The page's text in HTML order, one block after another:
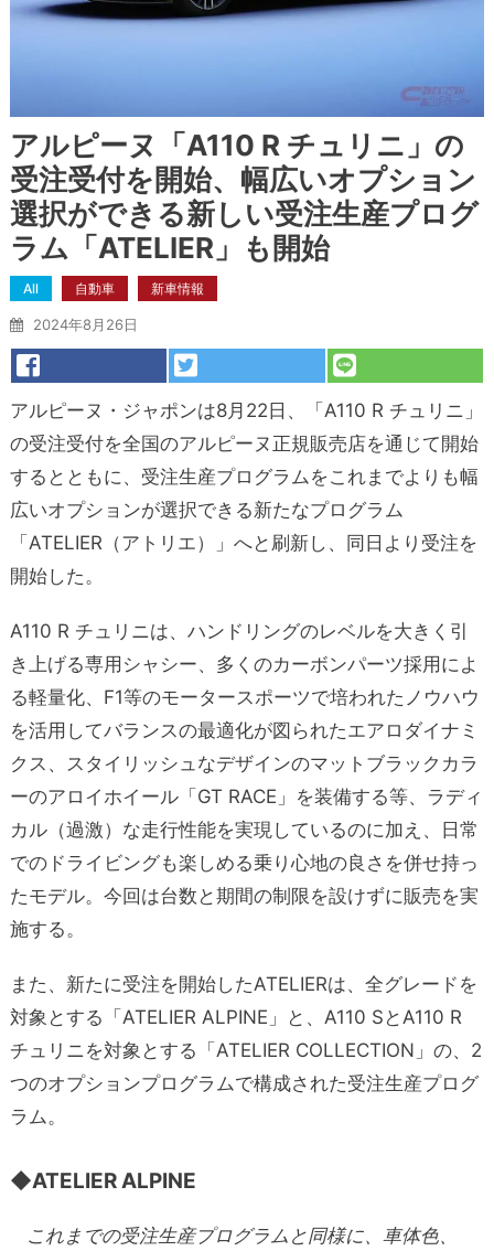
アルピーヌ「A110 R チュリニ」の
受注受付を開始、幅広いオプション
選択ができる新しい受注生産プログ
ラム「ATELIER」も開始
All 自動車 新車情報
2024年8月26日
アルピーヌ・ジャポンは8月22日、「A110 R チュリニ」
の受注受付を全国のアルピーヌ正規販売店を通じて開始
するとともに、受注生産プログラムをこれまでよりも幅
広いオプションが選択できる新たなプログラム
「ATELIER（アトリエ）」へと刷新し、同日より受注を
開始した。
A110 R チュリニは、ハンドリングのレベルを大きく引
き上げる専用シャシー、多くのカーボンパーツ採用によ
る軽量化、F1等のモータースポーツで培われたノウハウ
を活用してバランスの最適化が図られたエアロダイナミ
クス、スタイリッシュなデザインのマットブラックカラ
ーのアロイホイール「GT RACE」を装備する等、ラディ
カル（過激）な走行性能を実現しているのに加え、日常
でのドライビングも楽しめる乗り心地の良さを併せ持っ
たモデル。今回は台数と期間の制限を設けずに販売を実
施する。
また、新たに受注を開始したATELIERは、全グレードを
対象とする「ATELIER ALPINE」と、A110 SとA110 R
チュリニを対象とする「ATELIER COLLECTION」の、2
つのオプションプログラムで構成された受注生産プログ
ラム。
◆ATELIER ALPINE
これまでの受注生産プログラムと同様に、車体色、